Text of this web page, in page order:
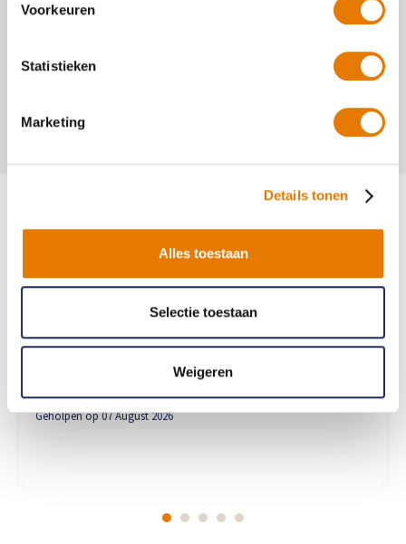
Voorkeuren
Statistieken
Marketing
Details tonen
Alles toestaan
Selectie toestaan
Weigeren
Autoruit reparatie
Bekijk alle ervaringen
👍
Kees Timmermans
Geholpen op 07 August 2026